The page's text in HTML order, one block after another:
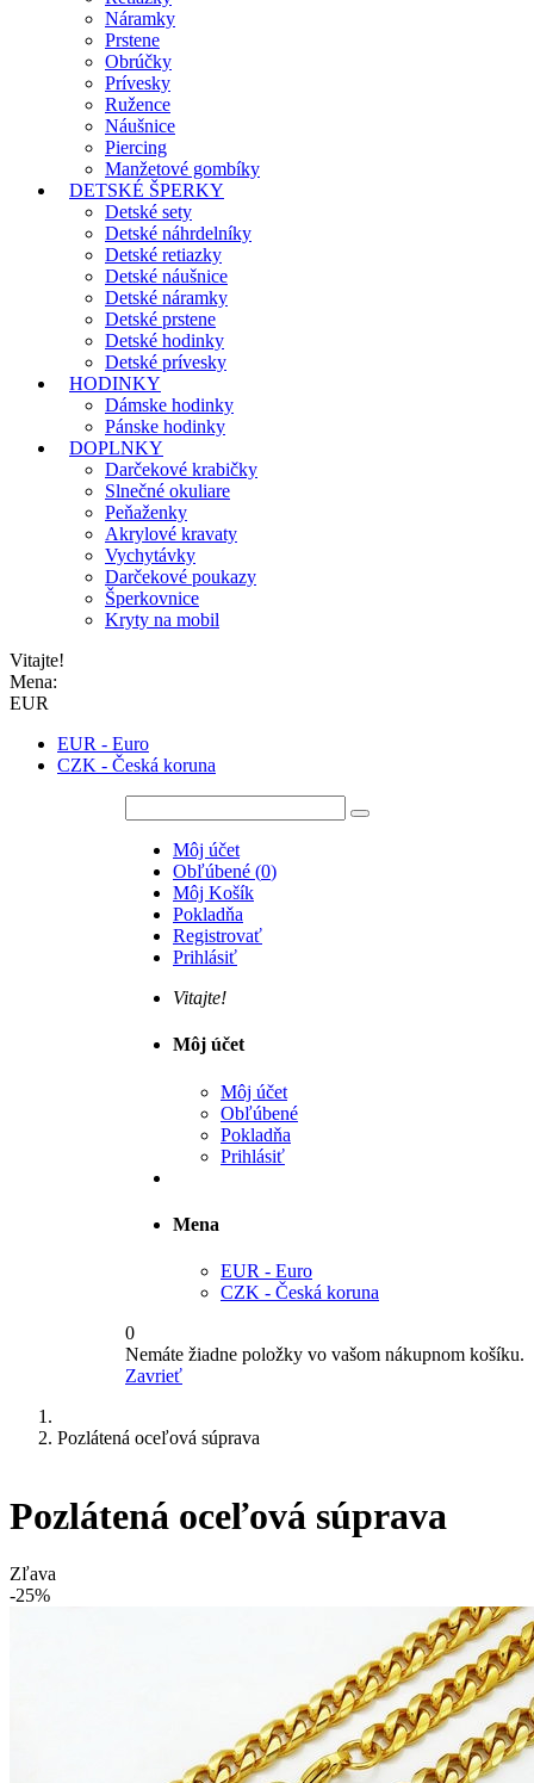
Náramky
Prstene
Obrúčky
Prívesky
Ružence
Náušnice
Piercing
Manžetové gombíky
DETSKÉ ŠPERKY
Detské sety
Detské náhrdelníky
Detské retiazky
Detské náušnice
Detské náramky
Detské prstene
Detské hodinky
Detské prívesky
HODINKY
Dámske hodinky
Pánske hodinky
DOPLNKY
Darčekové krabičky
Slnečné okuliare
Peňaženky
Akrylové kravaty
Vychytávky
Darčekové poukazy
Šperkovnice
Kryty na mobil
Vitajte!
Mena:
EUR
EUR - Euro
CZK - Česká koruna
Môj účet
Obľúbené (0)
Môj Košík
Pokladňa
Registrovať
Prihlásiť
Vitajte!
Môj účet
Môj účet
Obľúbené
Pokladňa
Prihlásiť
Mena
EUR - Euro
CZK - Česká koruna
0
Nemáte žiadne položky vo vašom nákupnom košíku.
Zavrieť
Pozlátená oceľová súprava
Pozlátená oceľová súprava
Zľava
-25%